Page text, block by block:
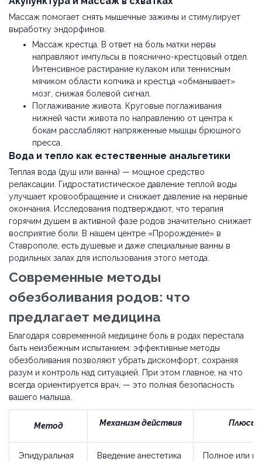
Массаж помогает снять мышечные зажимы и стимулирует
выработку эндорфинов.
Массаж крестца. В ответ на боль матки нервы
направляют импульсы в пояснично-крестцовый отдел.
Интенсивное растирание кулаком или теннисным
мячиком области копчика и крестца «обманывает»
мозг, снижая болевой сигнал.
Поглаживание живота. Круговые поглаживания
нижней части живота по направлению от центра к
бокам расслабляют напряженные мышцы брюшного
пресса.
Вода и тепло как естественные анальгетики
Теплая вода (душ или ванна) — мощное средство
релаксации. Гидростатистическое давление теплой воды
улучшает кровообращение и снижает давление на нервные
окончания. Исследования подтверждают, что терапия
горячим душем в активной фазе родов значительно снижает
восприятие боли. В нашем центре «Пророждение» в
Ставрополе, есть душевые и даже специальные ванны в
родильных залах для использования этого метода.
Современные методы
обезболивания родов: что
предлагает медицина
Благодаря современной медицине боль в родах перестала
быть неизбежным испытанием: эффективные методы
обезболивания позволяют убрать дискомфорт, сохраняя
разум и контроль над ситуацией. При этом главное, на что
всегда ориентируется врач, — это полная безопасность
вашего малыша.
Метод Механизм действия Плюсы
Эпидуральная
Введение анестетика
Полное или